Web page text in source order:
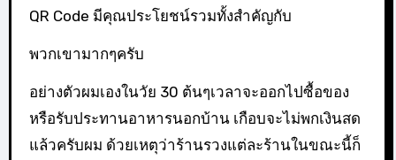
QR Code มีคุณประโยชน์รวมทั้งสำคัญกับ
พวกเขามากๆครับ
อย่างตัวผมเองในวัย 30 ต้นๆเวลาจะออกไปซื้อของ
หรือรับประทานอาหารนอกบ้าน เกือบจะไม่พกเงินสด
แล้วครับผม ด้วยเหตุว่าร้านรวงแต่ละร้านในขณะนี้ก็